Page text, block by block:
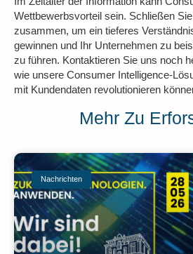
Wettbewerbsvorteil sein. Schließen
zusammen, um ein tieferes
gewinnen und Ihr Unternehmen zu
zu führen. Kontaktieren Sie uns noch
wie unsere Consumer Intelligence-
mit Kundendaten revolutionieren
Mehr Zu
Nachrichten